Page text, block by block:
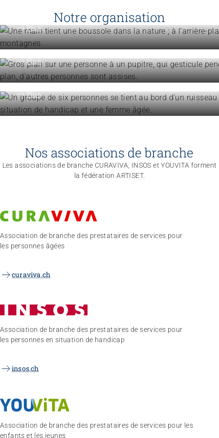
Notre organisation
Plus
Engagement
Politique et positions
Plus
Organisation
La fédération ARTISET en bref
Plus
Nos associations de branche
Les associations de branche CURAVIVA, INSOS et YOUVITA forment
la fédération ARTISET.
Association de branche des prestataires de services pour
les personnes âgées
curaviva.ch
Association de branche des prestataires de services pour
les personnes en situation de handicap
insos.ch
Association de branche des prestataires de services pour les
enfants et les jeunes